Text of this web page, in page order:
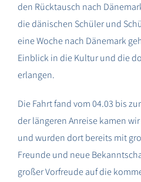
den Rücktausch nach
die dänischen Schüler und
eine Woche nach Dänemark
Einblick in die Kultur und die
erlangen.
Die Fahrt fand vom 04.03 bis
der längeren Anreise kamen
und wurden dort bereits mit
Freunde und neue
großer Vorfreude auf die